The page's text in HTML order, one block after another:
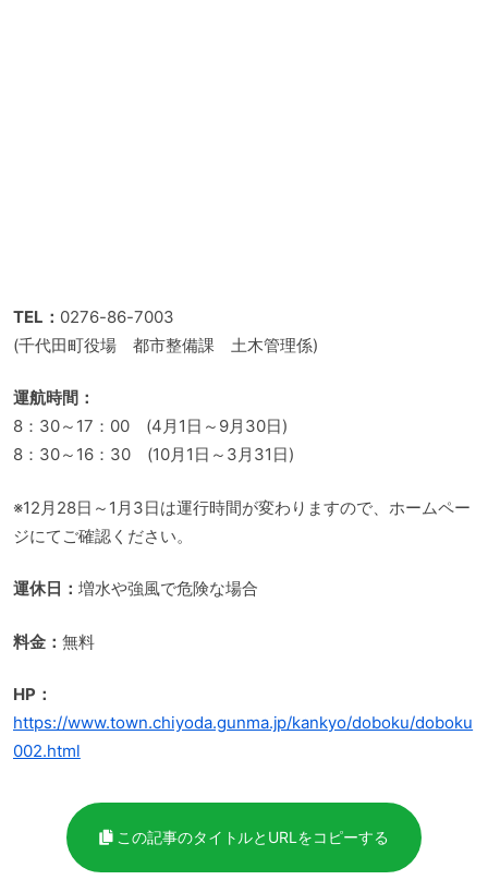
TEL： 0276-86-7003
(千代田町役場 都市整備課 土木管理係)
運航時間：
8：30～17：00 (4月1日～9月30日)
8：30～16：30 (10月1日～3月31日)
※12月28日～1月3日は運行時間が変わりますので、ホームペー
ジにてご確認ください。
運休日： 増水や強風で危険な場合
料金： 無料
HP：
https://www.town.chiyoda.gunma.jp/kankyo/doboku/doboku
002.html
この記事のタイトルとURLをコピーする